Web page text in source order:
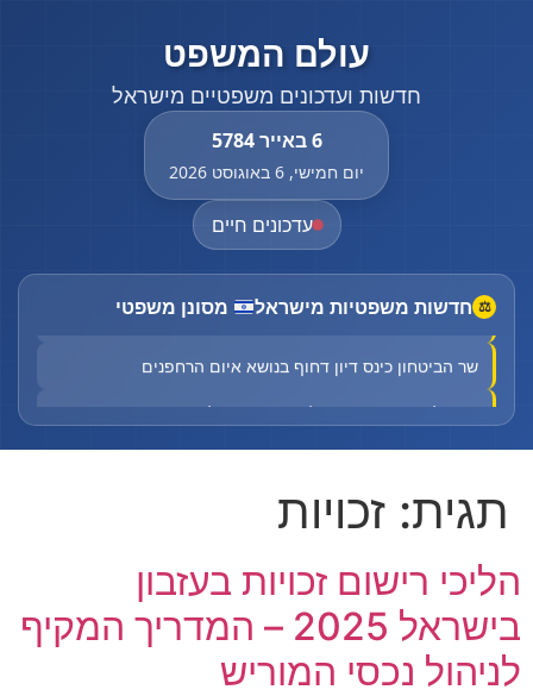
6 באייר 5784
יום חמישי, 6 באוגוסט 2026
עולם המשפט
חדשות ועדכונים משפטיים מישראל
עדכונים חיים
⚖ חדשות משפטיות מישראל מסונן משפטי
תושב טירה נורה למוות ברכבו: המשטרה פתחה בחקירה
שר הביטחון כינס דיון דחוף בנושא איום הרחפנים
חשד לרצח: בן 20 נורה למוות במוקייבלה
רוכב אופנוע בן 22 נפגע מרכב בבאקה אל-גרבייה - מצבו בינוני
Court halts Knesset Finance C'ttee transfers
settlements
תושב טירה נורה למוות ברכבו: המשטרה פתחה בחקירה
שר הביטחון כינס דיון דחוף בנושא איום הרחפנים
תגית: זכויות
הליכי רישום זכויות בעזבון
בישראל 2025 – המדריך המקיף
לניהול נכסי המוריש